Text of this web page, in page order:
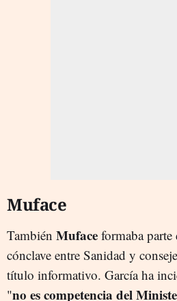
Muface
También Muface formaba
cónclave entre Sanidad y
título informativo. García ha
"no es competencia del